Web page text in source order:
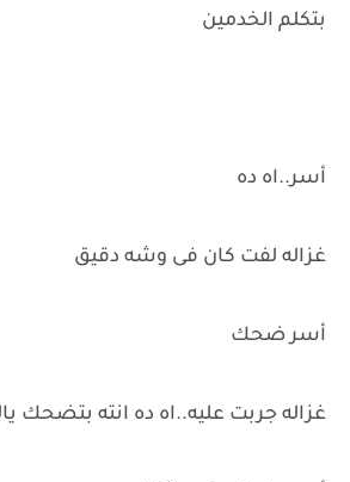
بتكلم الخدمين
أسر..اه ده
غزاله لفت كان فى وشه دقيق
أسر ضحك
غزاله جربت عليه..اه ده انته بتضحك